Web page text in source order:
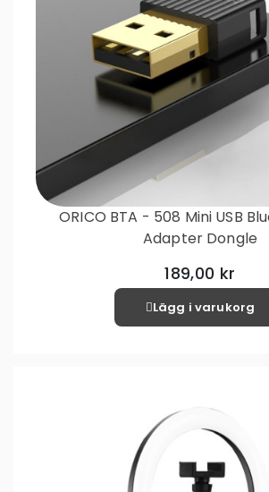
ORICO BTA - 508 Mini USB
Adapter Dongle
189,00 kr
Lägg i varukorg